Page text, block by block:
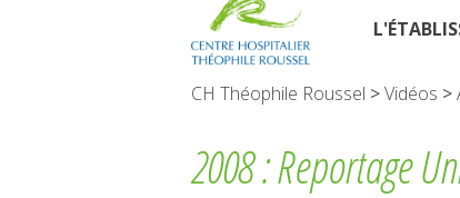
CH Théophile Roussel >Vidéos >
2008 : Reportage